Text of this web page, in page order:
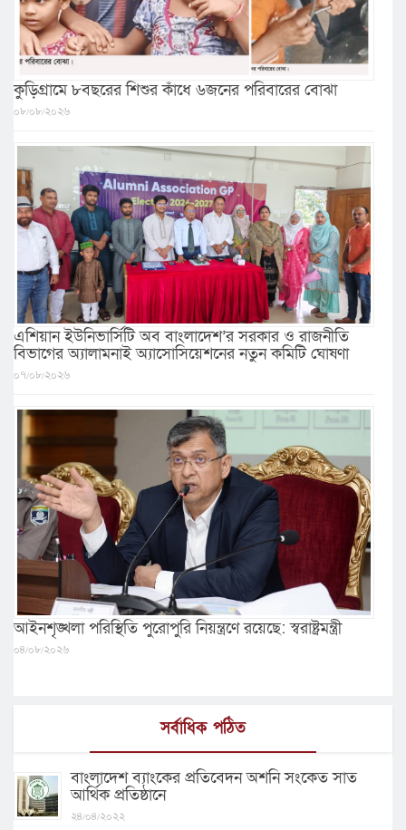
কুড়িগ্রামে ৮বছরের শিশুর কাঁধে ৬জনের পরিবারের বোঝা
০৮/০৮/২০২৬
এশিয়ান ইউনিভার্সিটি অব বাংলাদেশ’র সরকার ও রাজনীতি
বিভাগের অ্যালামনাই অ্যাসোসিয়েশনের নতুন কমিটি ঘোষণা
০৭/০৮/২০২৬
আইনশৃঙ্খলা পরিস্থিতি পুরোপুরি নিয়ন্ত্রণে রয়েছে: স্বরাষ্ট্রমন্ত্রী
০৪/০৮/২০২৬
সর্বাধিক পঠিত
বাংলাদেশ ব্যাংকের প্রতিবেদন অশনি সংকেত সাত
আর্থিক প্রতিষ্ঠানে
২৪/০৪/২০২২